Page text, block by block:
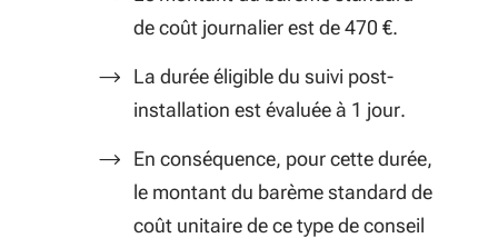
de coût journalier est de 470 €.
La durée éligible du suivi post-
installation est évaluée à 1 jour.
En conséquence, pour cette durée,
le montant du barème standard de
coût unitaire de ce type de conseil